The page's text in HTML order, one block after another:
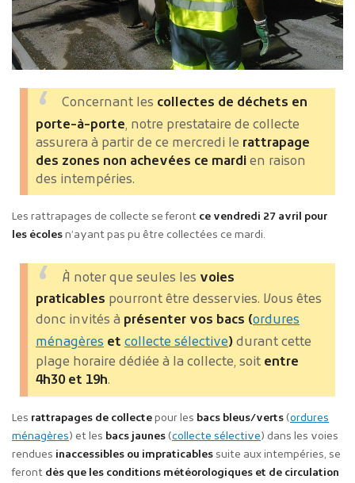
Concernant les collectes de déchets en
porte-à-porte, notre prestataire de collecte
assurera à partir de ce mercredi le rattrapage
des zones non achevées ce mardi en raison
des intempéries.
Les rattrapages de collecte se feront ce vendredi 27 avril pour
les écolesn’ayant pas pu être collectées ce mardi.
À noter que seules les voies
praticables pourront être desservies. Vous êtes
donc invités à présenter vos bacs (ordures
ménagères et collecte sélective) durant cette
plage horaire dédiée à la collecte, soit entre
4h30 et 19h.
Les rattrapages de collectepour les bacs bleus/verts(ordures
ménagères) et les bacs jaunes(collecte sélective) dans les voies
rendues inaccessibles ou impraticables suite aux intempéries, se
feront dès que les conditions météorologiques et de circulation